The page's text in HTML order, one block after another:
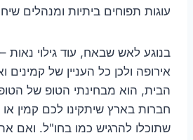
עוגות תפוחים ביתיות ומנהלים
בנוגע לאש שבאח, עוד גילוי נאות
אירופה ולכן כל העניין של קמינים
הבית, הוא מבחינתי הטופ של
חברות בארץ שיתקינו לכם קמין
שתוכלו להרגיש כמו בחו"ל. ואם